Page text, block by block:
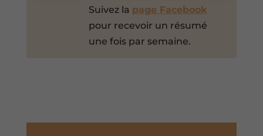
Suivez la page Facebook
pour recevoir un résumé
une fois par semaine.